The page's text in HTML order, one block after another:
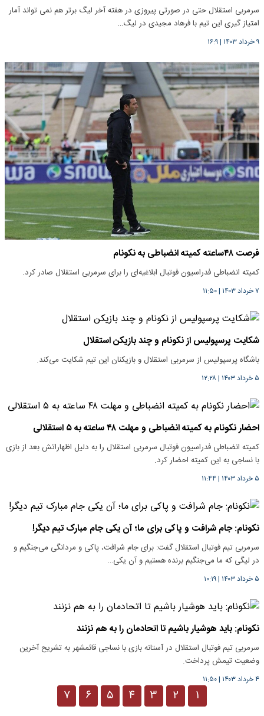
سرمربی استقلال حتی در صورتی پیروزی در هفته آخر لیگ برتر هم نمی تواند آمار
امتیاز گیری این تیم با فرهاد مجیدی در لیگ…
۹ خرداد ۱۴۰۳ |۱۶:۹
فرصت ۴۸ساعته کمیته انضباطی به نکونام
کمیته انضباطی فدراسیون فوتبال ابلاغیه‌ای را برای سرمربی استقلال صادر کرد.
۷ خرداد ۱۴۰۳ |۱۱:۵۰
شکایت پرسپولیس از نکونام و چند بازیکن استقلال
باشگاه پرسپولیس از سرمربی استقلال و بازیکنان این تیم شکایت می‌کند.
۵ خرداد ۱۴۰۳ |۱۲:۲۸
احضار نکونام به کمیته انضباطی و مهلت ۴۸ ساعته به ۵ استقلالی
کمیته انضباطی فدراسیون فوتبال سرمربی استقلال را به دلیل اظهاراتش بعد از بازی
با نساجی به این کمیته احضار کرد.
۵ خرداد ۱۴۰۳ |۱۱:۴۴
نکونام: جام شرافت و پاکی برای ما؛ آن یکی جام مبارک تیم دیگر!
سرمربی تیم فوتبال استقلال گفت: برای جام شرافت، پاکی و مردانگی می‌جنگیم و
در لیگی که ما می‌جنگیم برنده هستیم و آن یکی…
۵ خرداد ۱۴۰۳ |۱۰:۱۹
نکونام: باید هوشیار باشیم تا اتحادمان را به هم نزنند
سرمربی تیم فوتبال استقلال در آستانه بازی با نساجی قائمشهر به تشریح آخرین
وضعیت تیمش پرداخت.
۴ خرداد ۱۴۰۳ |۱۱:۵۰
۱ ۲ ۳ ۴ ۵ ۶ ۷